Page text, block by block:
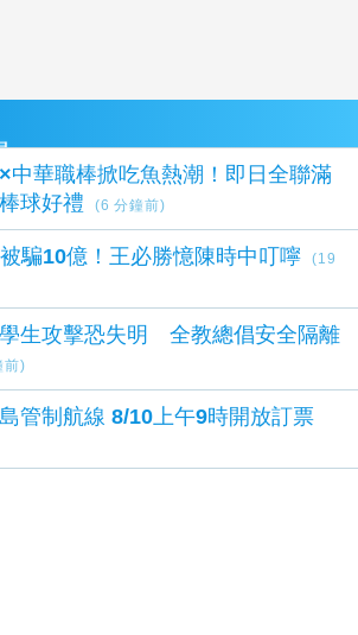
中華職棒掀吃魚熱潮！即日全聯滿
球好禮
(6 分鐘前)
騙10億！王必勝憶陳時中叮嚀
(19
生攻擊恐失明 全教總倡安全隔離
前)
雙十連假離島管制航線 8/10上午9時開放訂票